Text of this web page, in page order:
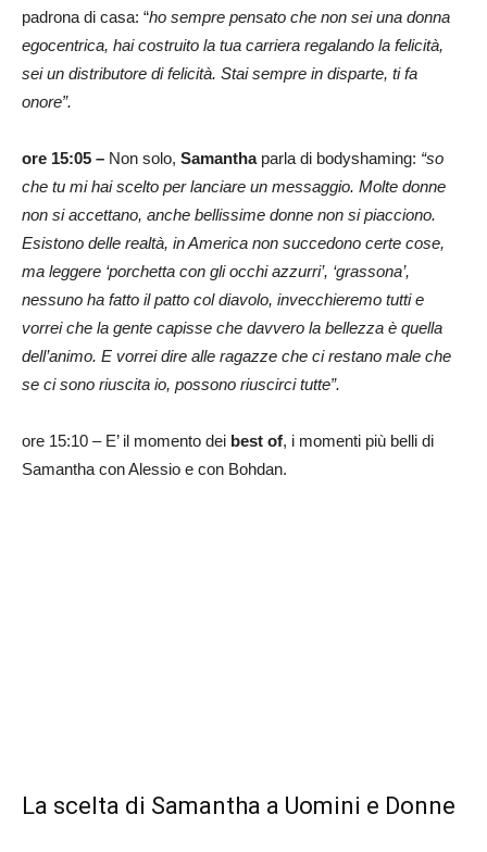
padrona di casa: “ho sempre pensato che non sei una donna
egocentrica, hai costruito la tua carriera regalando la felicità,
sei un distributore di felicità. Stai sempre in disparte, ti fa
onore”.
ore 15:05 – Non solo, Samanthaparla di bodyshaming: “so
che tu mi hai scelto per lanciare un messaggio. Molte donne
non si accettano, anche bellissime donne non si piacciono.
Esistono delle realtà, in America non succedono certe cose,
ma leggere ‘porchetta con gli occhi azzurri’, ‘grassona’,
nessuno ha fatto il patto col diavolo, invecchieremo tutti e
vorrei che la gente capisse che davvero la bellezza è quella
dell’animo. E vorrei dire alle ragazze che ci restano male che
se ci sono riuscita io, possono riuscirci tutte”.
ore 15:10 – E’ il momento dei best of, i momenti più belli di
Samantha con Alessio e con Bohdan.
La scelta di Samantha a Uomini e Donne